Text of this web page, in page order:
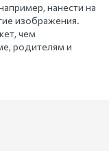
нанести на
изображения.
чем
родителям и